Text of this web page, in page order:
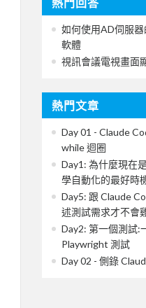
如何使用AD伺服
軟體
視訊會議電視畫面
熱門文章
Day 01 - Claude
while 迴圈
Day1: 為什麼現在
學自動化的最好時
Day5: 跟 Claude
述測試需求才不會
Day2: 第一個測試:
Playwright 測試
Day 02 - 側錄